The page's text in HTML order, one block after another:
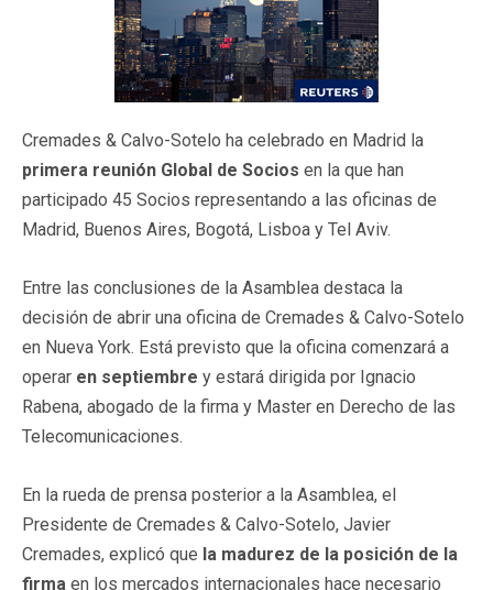
Cremades & Calvo-Sotelo ha celebrado en Madrid la
primera reunión Global de Socios en la que han
participado 45 Socios representando a las oficinas de
Madrid, Buenos Aires, Bogotá, Lisboa y Tel Aviv.
Entre las conclusiones de la Asamblea destaca la
decisión de abrir una oficina de Cremades & Calvo-Sotelo
en Nueva York. Está previsto que la oficina comenzará a
operar en septiembre y estará dirigida por Ignacio
Rabena, abogado de la firma y Master en Derecho de las
Telecomunicaciones.
En la rueda de prensa posterior a la Asamblea, el
Presidente de Cremades & Calvo-Sotelo, Javier
Cremades, explicó que la madurez de la posición de la
firma en los mercados internacionales hace necesario